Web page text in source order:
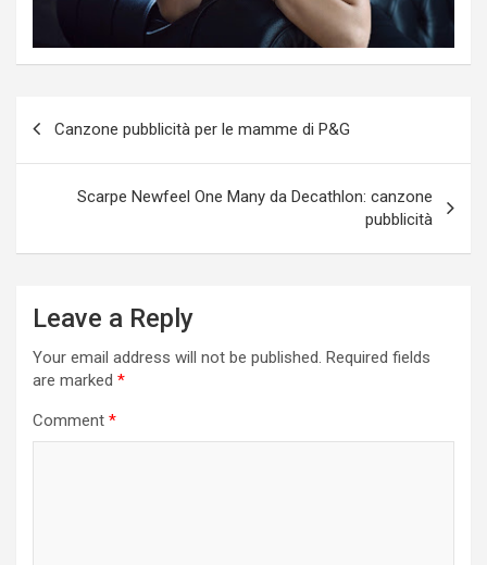
navigation
Canzone pubblicità per le mamme di P&G
Scarpe Newfeel One Many da Decathlon: canzone
pubblicità
Leave a Reply
Your email address will not be published. Required fields
are marked *
Comment *